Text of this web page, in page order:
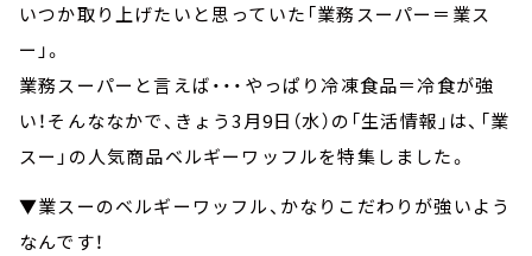
いつか取り上げたいと思っていた「業務スーパー＝業ス
ー」。
業務スーパーと言えば・・・やっぱり冷凍食品＝冷食が強
い！そんななかで、きょう3月9日（水）の「生活情報」は、「業
スー」の人気商品ベルギーワッフルを特集しました。
▼業スーのベルギーワッフル、かなりこだわりが強いよう
なんです！